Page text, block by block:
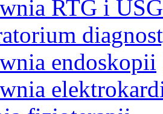
RTG i USG
endoskopii